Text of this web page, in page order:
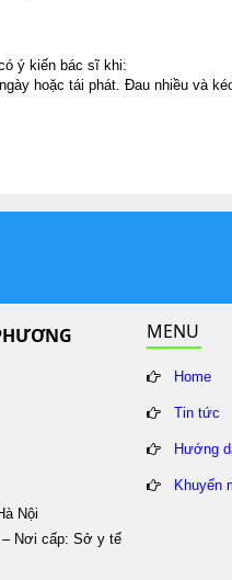
ý kiến bác sĩ khi:
hoặc tái phát. Đau nhiều và
Nội
– Nơi cấp: Sở y tế
MENU
Home
Tin tức
Hướng
Khuyến